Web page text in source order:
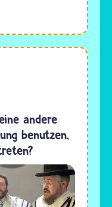
andere
benutzen,